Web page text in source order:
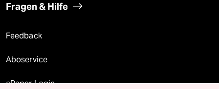
Fragen & Hilfe
Feedback
Aboservice
ePaper Login